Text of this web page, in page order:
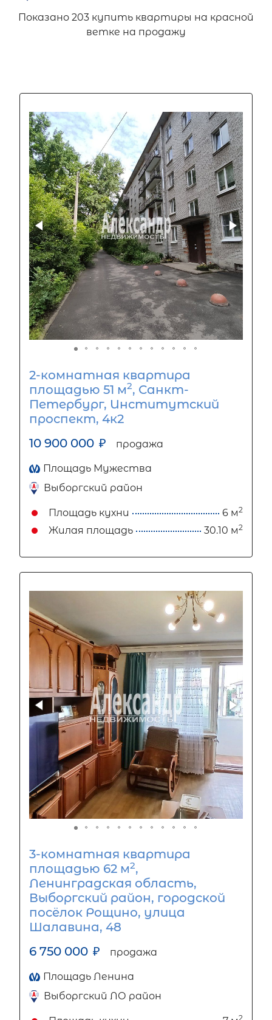
Показано 203 купить квартиры на красной
ветке на продажу
2-комнатная квартира
площадью 51 м2, Санкт-
Петербург, Институтский
проспект, 4к2
10 900 000 ₽ продажа
Площадь Мужества
Выборгский район
Площадь кухни 6 м2
Жилая площадь 30.10 м2
3-комнатная квартира
площадью 62 м2,
Ленинградская область,
Выборгский район, городской
посёлок Рощино, улица
Шалавина, 48
6 750 000 ₽ продажа
Площадь Ленина
Выборгский ЛО район
2